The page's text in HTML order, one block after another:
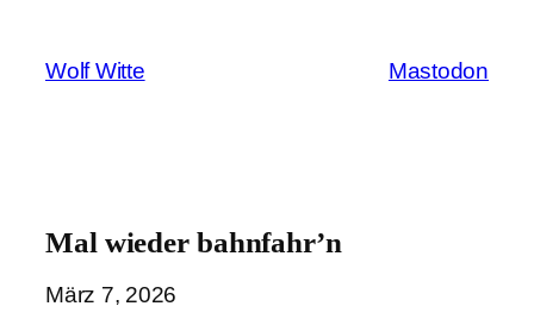
springen
Wolf Witte Mastodon
Mal wieder bahnfahr’n
März 7, 2026